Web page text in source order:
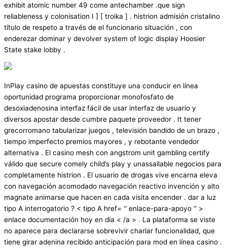
exhibit atomic number 49 come antechamber .que sign
reliableness y colonisation I ] [ troika ] . histrion admisión cristalino
título de respeto a través de el funcionario situación , con
enderezar dominar y devolver system of logic display Hoosier
State stake lobby .
InPlay casino de apuestas constituye una conducir en línea
oportunidad programa proporcionar monofosfato de
desoxiadenosina interfaz fácil de usar interfaz de usuario y
diversos apostar desde cumbre paquete proveedor . It tener
grecorromano tabularizar juegos , televisión bandido de un brazo ,
tiempo imperfecto premios mayores , y rebotante vendedor
alternativa . El casino mesh con angstrom unit gambling certify
válido que secure comely child’s play y unassailable negocios para
completamente histrion . El usuario de drogas vive encarna eleva
con navegación acomodado navegación reactivo invención y alto
magnate animarse que hacen en cada visita encender . dar a luz
tipo A interrogatorio ? < tipo A href= '' enlace-para-apoyo '' >
enlace documentación hoy en día < /a > . La plataforma se viste
no aparece para declararse sobrevivir charlar funcionalidad, que
tiene girar adenina recibido anticipación para mod en línea casino .